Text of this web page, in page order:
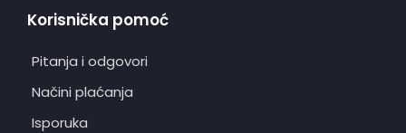
Korisnička pomoć
Pitanja i odgovori
Načini plaćanja
Isporuka